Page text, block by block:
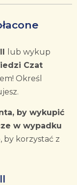
lub wykup
Czat
Określ
by wykupić
w wypadku
, by korzystać z